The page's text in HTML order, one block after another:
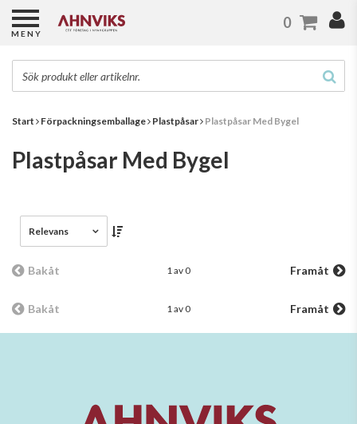
Start Förpackningsemballage Plastpåsar Plastpåsar Med Bygel
Plastpåsar Med Bygel
Relevans
Bakåt 1 av 0 Framåt
Bakåt 1 av 0 Framåt
MENY
0